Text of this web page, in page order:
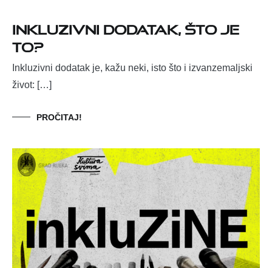
Inkluzivni dodatak, što je
to?
Inkluzivni dodatak je, kažu neki, isto što i izvanzemaljski
život: […]
PROČITAJ!